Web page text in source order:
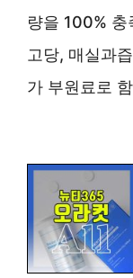
량을 100% 충
고당, 매실과
가 부원료로